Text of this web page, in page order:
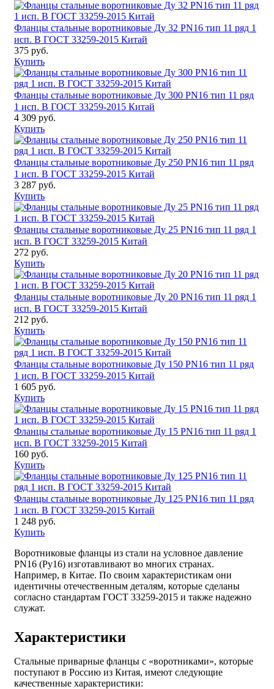
Фланцы стальные воротниковые Ду 32 PN16 тип 11 ряд 1
исп. B ГОСТ 33259-2015 Китай
375 руб.
Купить
Фланцы стальные воротниковые Ду 300 PN16 тип 11 ряд
1 исп. B ГОСТ 33259-2015 Китай
4 309 руб.
Купить
Фланцы стальные воротниковые Ду 250 PN16 тип 11 ряд
1 исп. B ГОСТ 33259-2015 Китай
3 287 руб.
Купить
Фланцы стальные воротниковые Ду 25 PN16 тип 11 ряд 1
исп. B ГОСТ 33259-2015 Китай
272 руб.
Купить
Фланцы стальные воротниковые Ду 20 PN16 тип 11 ряд 1
исп. B ГОСТ 33259-2015 Китай
212 руб.
Купить
Фланцы стальные воротниковые Ду 150 PN16 тип 11 ряд
1 исп. B ГОСТ 33259-2015 Китай
1 605 руб.
Купить
Фланцы стальные воротниковые Ду 15 PN16 тип 11 ряд 1
исп. B ГОСТ 33259-2015 Китай
160 руб.
Купить
Фланцы стальные воротниковые Ду 125 PN16 тип 11 ряд
1 исп. B ГОСТ 33259-2015 Китай
1 248 руб.
Купить
Воротниковые фланцы из стали на условное давление
PN16 (Ру16) изготавливают во многих странах.
Например, в Китае. По своим характеристикам они
идентичны отечественным деталям, которые сделаны
согласно стандартам ГОСТ 33259-2015 и также надежно
служат.
Характеристики
Стальные приварные фланцы с «воротниками», которые
поступают в Россию из Китая, имеют следующие
качественные характеристики: